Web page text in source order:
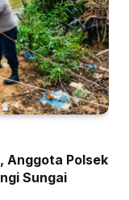
Anggota Polsek
Sungai